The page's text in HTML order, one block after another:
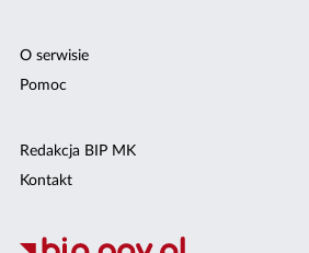
O serwisie
Pomoc
Redakcja BIP MK
Kontakt